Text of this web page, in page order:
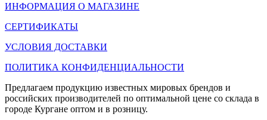
ИНФОРМАЦИЯ О МАГАЗИНЕ
СЕРТИФИКАТЫ
УСЛОВИЯ ДОСТАВКИ
ПОЛИТИКА КОНФИДЕНЦИАЛЬНОСТИ
Предлагаем продукцию известных мировых брендов и
российских производителей по оптимальной цене со склада в
городе Кургане оптом и в розницу.